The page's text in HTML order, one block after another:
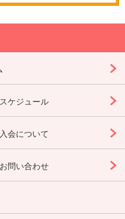
スケジュール
入会について
お問い合わせ